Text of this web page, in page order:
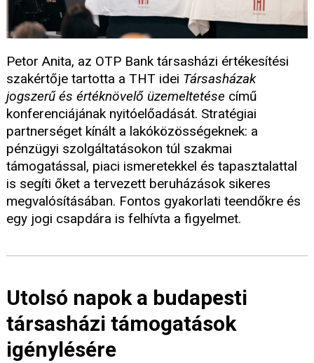
Petor Anita, az OTP Bank társasházi értékesítési
szakértője tartotta a THT idei Társasházak
jogszerű és értéknövelő üzemeltetése című
konferenciájának nyitóelőadását. Stratégiai
partnerséget kínált a lakóközösségeknek: a
pénzügyi szolgáltatásokon túl szakmai
támogatással, piaci ismeretekkel és tapasztalattal
is segíti őket a tervezett beruházások sikeres
megvalósításában. Fontos gyakorlati teendőkre és
egy jogi csapdára is felhívta a figyelmet.
Utolsó napok a budapesti
társasházi támogatások
igénylésére